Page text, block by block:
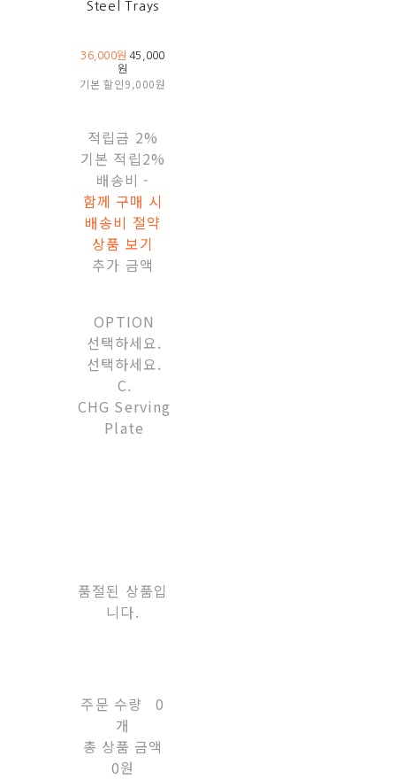
Steel Trays
36,000원45,000
원
기본 할인9,000원
적립금 2%
기본 적립2%
배송비 -
함께 구매 시
배송비 절약
상품 보기
추가 금액
OPTION
선택하세요.
선택하세요.
C.
CHG Serving
Plate
품절된 상품입
니다.
주문 수량
0
개
총 상품 금액
0원